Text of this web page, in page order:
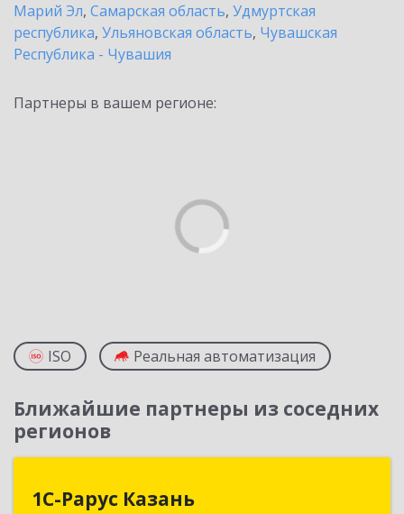
Марий Эл, Самарская область, Удмуртская
республика, Ульяновская область, Чувашская
Республика - Чувашия
Партнеры в вашем регионе:
ISO Реальная автоматизация
Ближайшие партнеры из соседних
регионов
1С-Рарус Казань